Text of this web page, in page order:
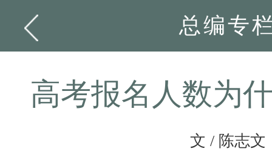
总编专
高考报名人数为
文 / 陈志文